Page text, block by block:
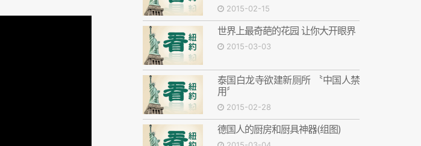
2015-02-15
世界上最奇葩的花园 让你大开眼界
2015-03-03
泰国白龙寺欲建新厕所 〝中国人禁
用〞
2015-02-28
德国人的厨房和厨具神器(组图)